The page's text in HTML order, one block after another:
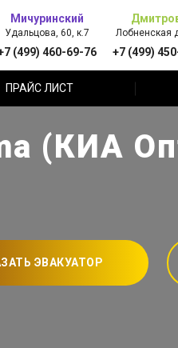
Мичуринский
Удальцова, 60, к.7
(499) 460-69-76
Лобненская
+7 (499)
ПРАЙС ЛИСТ
(КИА
ЭВАКУАТОР